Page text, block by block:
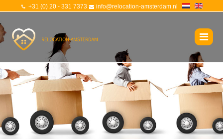
+31 (0) 20 - 331 7373 info@relocation-amsterdam.nl